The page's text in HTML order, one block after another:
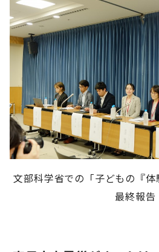
文部科学省での「子どもの『
最終報告